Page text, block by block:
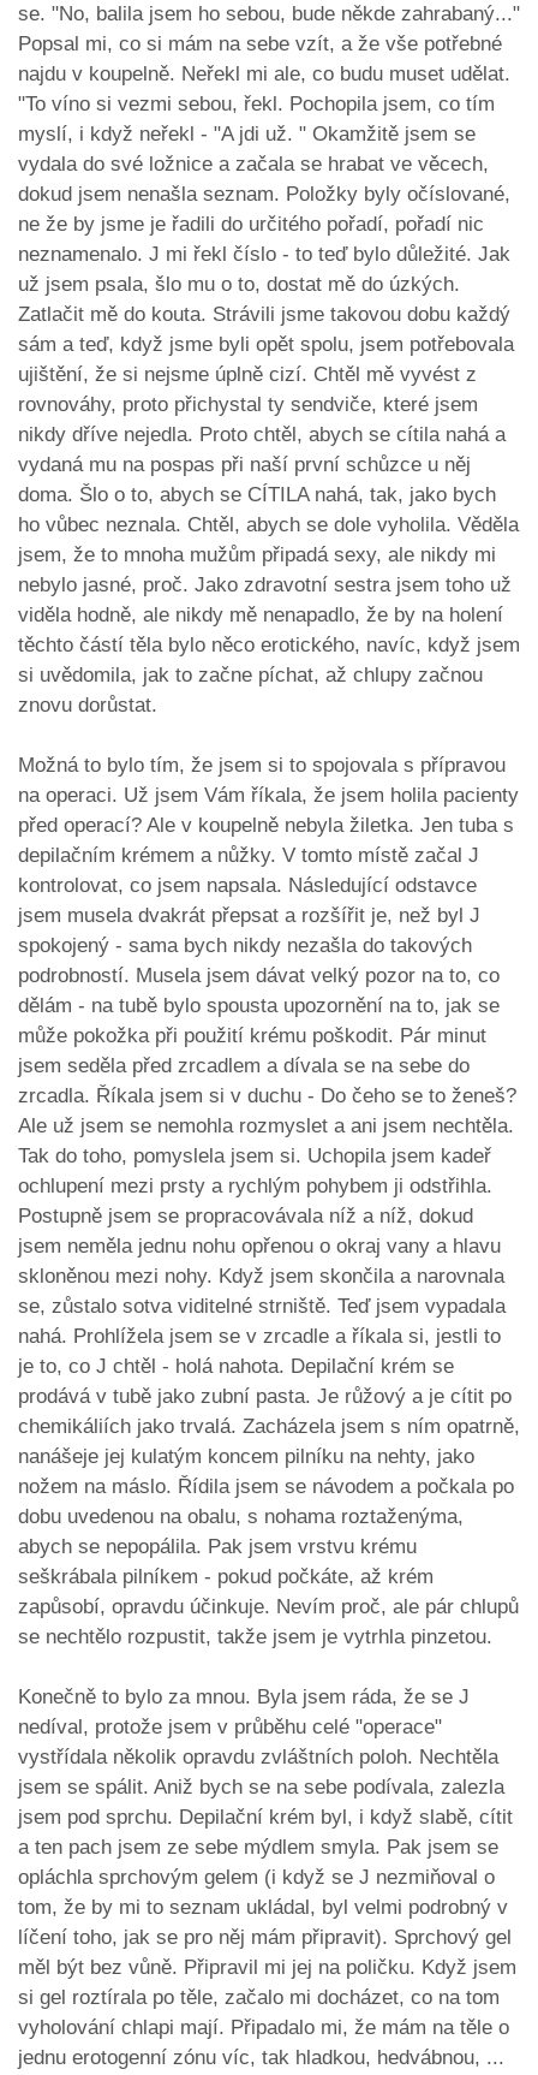
se. "No, balila jsem ho sebou, bude někde zahrabaný..."
Popsal mi, co si mám na sebe vzít, a že vše potřebné
najdu v koupelně. Neřekl mi ale, co budu muset udělat.
"To víno si vezmi sebou, řekl. Pochopila jsem, co tím
myslí, i když neřekl - "A jdi už. " Okamžitě jsem se
vydala do své ložnice a začala se hrabat ve věcech,
dokud jsem nenašla seznam. Položky byly očíslované,
ne že by jsme je řadili do určitého pořadí, pořadí nic
neznamenalo. J mi řekl číslo - to teď bylo důležité. Jak
už jsem psala, šlo mu o to, dostat mě do úzkých.
Zatlačit mě do kouta. Strávili jsme takovou dobu každý
sám a teď, když jsme byli opět spolu, jsem potřebovala
ujištění, že si nejsme úplně cizí. Chtěl mě vyvést z
rovnováhy, proto přichystal ty sendviče, které jsem
nikdy dříve nejedla. Proto chtěl, abych se cítila nahá a
vydaná mu na pospas při naší první schůzce u něj
doma. Šlo o to, abych se CÍTILA nahá, tak, jako bych
ho vůbec neznala. Chtěl, abych se dole vyholila. Věděla
jsem, že to mnoha mužům připadá sexy, ale nikdy mi
nebylo jasné, proč. Jako zdravotní sestra jsem toho už
viděla hodně, ale nikdy mě nenapadlo, že by na holení
těchto částí těla bylo něco erotického, navíc, když jsem
si uvědomila, jak to začne píchat, až chlupy začnou
znovu dorůstat.
Možná to bylo tím, že jsem si to spojovala s přípravou
na operaci. Už jsem Vám říkala, že jsem holila pacienty
před operací? Ale v koupelně nebyla žiletka. Jen tuba s
depilačním krémem a nůžky. V tomto místě začal J
kontrolovat, co jsem napsala. Následující odstavce
jsem musela dvakrát přepsat a rozšířit je, než byl J
spokojený - sama bych nikdy nezašla do takových
podrobností. Musela jsem dávat velký pozor na to, co
dělám - na tubě bylo spousta upozornění na to, jak se
může pokožka při použití krému poškodit. Pár minut
jsem seděla před zrcadlem a dívala se na sebe do
zrcadla. Říkala jsem si v duchu - Do čeho se to ženeš?
Ale už jsem se nemohla rozmyslet a ani jsem nechtěla.
Tak do toho, pomyslela jsem si. Uchopila jsem kadeř
ochlupení mezi prsty a rychlým pohybem ji odstřihla.
Postupně jsem se propracovávala níž a níž, dokud
jsem neměla jednu nohu opřenou o okraj vany a hlavu
skloněnou mezi nohy. Když jsem skončila a narovnala
se, zůstalo sotva viditelné strniště. Teď jsem vypadala
nahá. Prohlížela jsem se v zrcadle a říkala si, jestli to
je to, co J chtěl - holá nahota. Depilační krém se
prodává v tubě jako zubní pasta. Je růžový a je cítit po
chemikáliích jako trvalá. Zacházela jsem s ním opatrně,
nanášeje jej kulatým koncem pilníku na nehty, jako
nožem na máslo. Řídila jsem se návodem a počkala po
dobu uvedenou na obalu, s nohama roztaženýma,
abych se nepopálila. Pak jsem vrstvu krému
seškrábala pilníkem - pokud počkáte, až krém
zapůsobí, opravdu účinkuje. Nevím proč, ale pár chlupů
se nechtělo rozpustit, takže jsem je vytrhla pinzetou.
Konečně to bylo za mnou. Byla jsem ráda, že se J
nedíval, protože jsem v průběhu celé "operace"
vystřídala několik opravdu zvláštních poloh. Nechtěla
jsem se spálit. Aniž bych se na sebe podívala, zalezla
jsem pod sprchu. Depilační krém byl, i když slabě, cítit
a ten pach jsem ze sebe mýdlem smyla. Pak jsem se
opláchla sprchovým gelem (i když se J nezmiňoval o
tom, že by mi to seznam ukládal, byl velmi podrobný v
líčení toho, jak se pro něj mám připravit). Sprchový gel
měl být bez vůně. Připravil mi jej na poličku. Když jsem
si gel roztírala po těle, začalo mi docházet, co na tom
vyholování chlapi mají. Připadalo mi, že mám na těle o
jednu erotogenní zónu víc, tak hladkou, hedvábnou, ...